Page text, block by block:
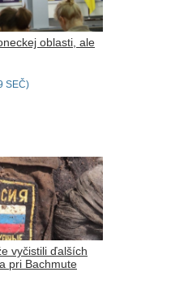
oblasti, ale
SEČ)
vyčistili ďalších
pri Bachmute